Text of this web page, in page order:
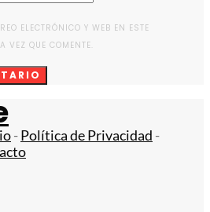
ELECTRÓNICO Y WEB EN ESTE
VEZ QUE COMENTE.
-Política de Privacidad -